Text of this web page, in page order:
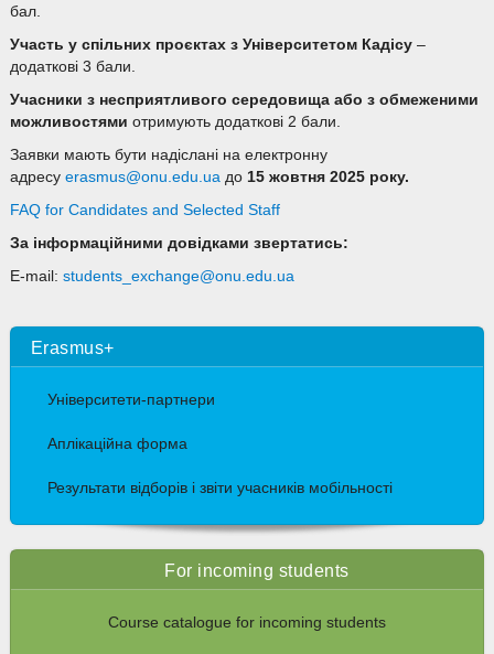
бал.
Участь у спільних проєктах з Університетом Кадісу–
додаткові 3 бали.
Учасники з несприятливого середовища або з обмеженими
можливостями отримують додаткові 2 бали.
Заявки мають бути надіслані на електронну
адресу erasmus@onu.edu.uaдо 15 жовтня 2025 року.
FAQ for Candidates and Selected Staff
За інформаційними довідками звертатись:
E-mail: students_exchange@onu.edu.ua
Erasmus+
Університети-партнери
Аплікаційна форма
Результати відборів і звіти учасників мобільності
For incoming students
Course catalogue for incoming students